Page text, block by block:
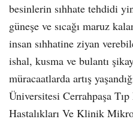
besinlerin sıhhate tehdidi
güneşe ve sıcağı maruz
insan sıhhatine ziyan
ishal, kusma ve bulantı
müracaatlarda artış
Üniversitesi Cerrahpaşa
Hastalıkları Ve Klinik